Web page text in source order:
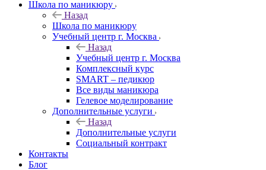
Школа по маникюру
Назад
Школа по маникюру
Учебный центр г. Москва
Назад
Учебный центр г. Москва
Комплексный курс
SMART – педикюр
Все виды маникюра
Гелевое моделирование
Дополнительные услуги
Назад
Дополнительные услуги
Социальный контракт
Контакты
Блог